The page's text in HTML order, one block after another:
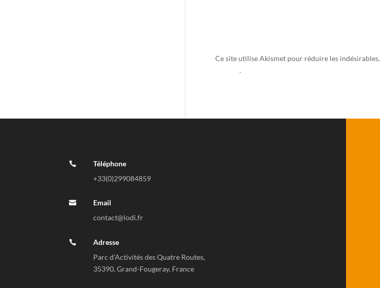
Ce site utilise Akismet pour réduire les indésirables.
.

Téléphone
+33(0)299084859

Email
contact@lodi.fr

Adresse
Parc d’Activités des Quatre Routes,
35390, Grand-Fougeray, France